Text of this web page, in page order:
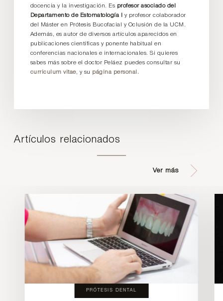
docencia y la investigación. Es profesor asociado del
Departamento de Estomatología I
y profesor colaborador
del Máster en Prótesis Bucofacial y Oclusión de la UCM.
Además, es autor de diversos artículos aparecidos en
publicaciones científicas y ponente habitual en
conferencias nacionales e internacionales. Si quieres
sabes más sobre el doctor Peláez puedes consultar su
curriculum vitae, y su página personal.
Artículos relacionados
Ver más
PRÓTESIS DENTAL